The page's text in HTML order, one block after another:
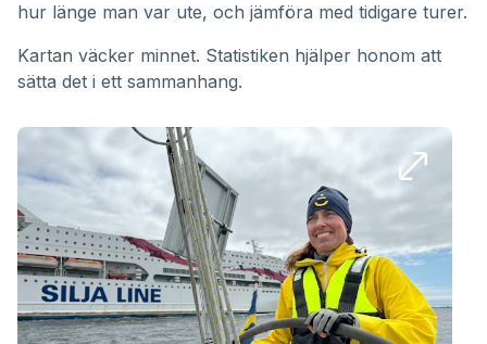
hur länge man var ute, och jämföra med tidigare turer.
Kartan väcker minnet. Statistiken hjälper honom att
sätta det i ett sammanhang.